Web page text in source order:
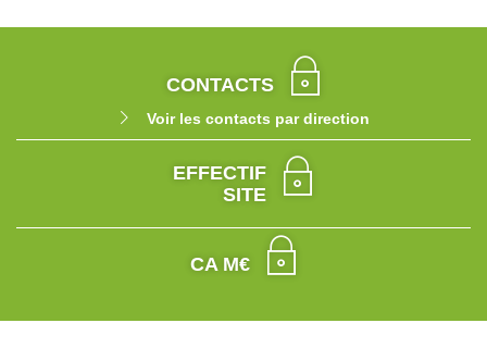
CONTACTS
Voir les contacts par direction
EFFECTIF
SITE
CA M€